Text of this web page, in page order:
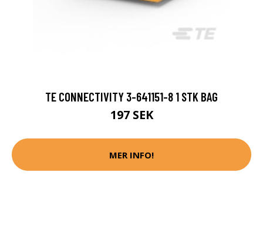
TE CONNECTIVITY 3-641151-8 1 STK BAG
197 SEK
MER INFO!